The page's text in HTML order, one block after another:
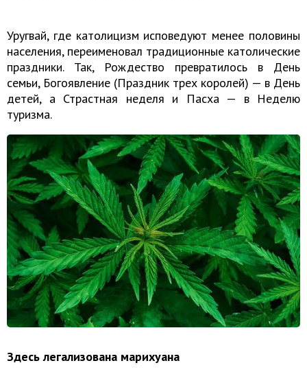
Уругвай, где католицизм исповедуют менее половины
населения, переименовал традиционные католические
праздники. Так, Рождество превратилось в День
семьи, Богоявление (Праздник трех королей) — в День
детей, а Страстная неделя и Пасха — в Неделю
туризма.
Здесь легализована марихуана